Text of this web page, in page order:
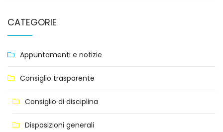
CATEGORIE
Appuntamenti e notizie
Consiglio trasparente
Consiglio di disciplina
Disposizioni generali